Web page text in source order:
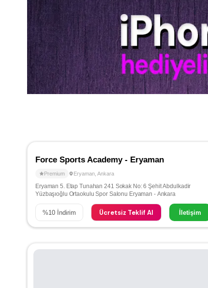
Force Sports Academy - Eryaman
Premium Eryaman Ankara
Eryaman 5. Etap Tunahan 241 Sokak No: 6 Şehit Abdulkadir
Yüzbaşıoğlu Ortaokulu Spor Salonu Eryaman - Ankara
%10 İndirim Ücretsiz Teklif Al İletişim